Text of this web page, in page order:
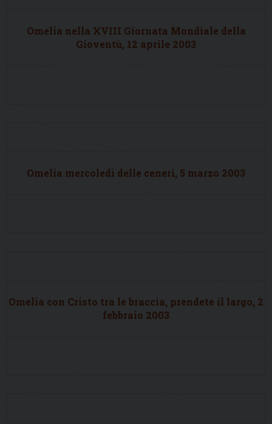
Omelia nella XVIII Giornata Mondiale della
Gioventù, 12 aprile 2003
Omelia mercoledì delle ceneri, 5 marzo 2003
Omelia con Cristo tra le braccia, prendete il largo, 2
febbraio 2003